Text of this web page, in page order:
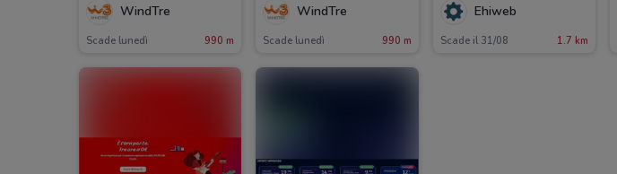
WindTre
Scade lunedì 990 m
WindTre
Scade lunedì 990 m
Ehiweb
Scade il 31/08 1.7 km